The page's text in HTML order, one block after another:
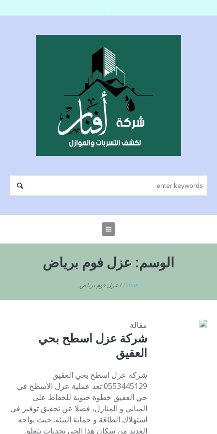
الوسم: عزل فوم برياض
Home
/عزل فوم برياض
مقالة
شركة عزل اسطح بحي
العقيق
شركة عزل اسطح بحي العقيق
0553445129 تعد عملية عزل الأسطح في
حي العقيق خطوة حيوية للحفاظ على
المباني و المنازل، فضلا عن تحقيق توفير في
استهلاك الطاقة و حماية البيئة. حيث يواجه
العديد من سكان هذا الحي تحديات تتعلق